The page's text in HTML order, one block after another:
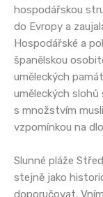
hospodářskou
do Evropy a
Hospodářské a
španělskou
uměleckých
uměleckých slohů
s množstvím
vzpomínkou na
Slunné pláže
stejně jako
doporučovat.